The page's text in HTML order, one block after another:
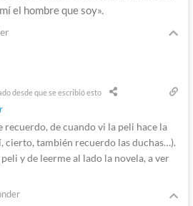
el hombre que soy».
desde que se escribió esto
recuerdo, de cuando vi la peli hace la
cierto, también recuerdo las duchas…).
y de leerme al lado la novela, a ver